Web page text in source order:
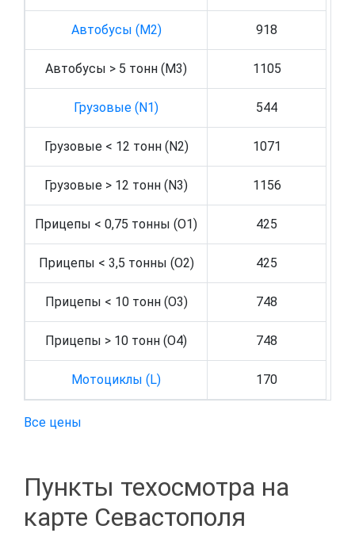
Автобусы (M2) 918
Автобусы > 5 тонн (M3) 1105
Грузовые (N1) 544
Грузовые < 12 тонн (N2) 1071
Грузовые > 12 тонн (N3) 1156
Прицепы < 0,75 тонны (O1) 425
Прицепы < 3,5 тонны (O2) 425
Прицепы < 10 тонн (O3) 748
Прицепы > 10 тонн (O4) 748
Мотоциклы (L) 170
Все цены
Пункты техосмотра на
карте Севастополя